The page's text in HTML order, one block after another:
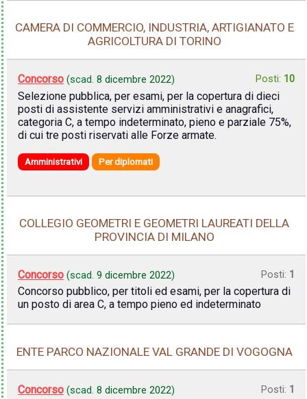
CAMERA DI COMMERCIO, INDUSTRIA, ARTIGIANATO E
AGRICOLTURA DI TORINO
Concorso (scad. 8 dicembre 2022) Posti: 10
Selezione pubblica, per esami, per la copertura di dieci
posti di assistente servizi amministrativi e anagrafici,
categoria C, a tempo indeterminato, pieno e parziale 75%,
di cui tre posti riservati alle Forze armate.
Amministrativi Per diplomati
COLLEGIO GEOMETRI E GEOMETRI LAUREATI DELLA
PROVINCIA DI MILANO
Concorso (scad. 9 dicembre 2022) Posti: 1
Concorso pubblico, per titoli ed esami, per la copertura di
un posto di area C, a tempo pieno ed indeterminato
ENTE PARCO NAZIONALE VAL GRANDE DI VOGOGNA
Concorso (scad. 8 dicembre 2022) Posti: 1